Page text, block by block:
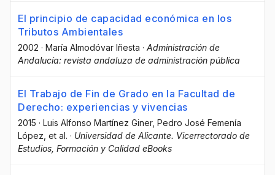
El principio de capacidad económica en los
Tributos Ambientales
2002 · María Almodóvar Iñesta · Administración de
Andalucía: revista andaluza de administración pública
El Trabajo de Fin de Grado en la Facultad de
Derecho: experiencias y vivencias
2015 · Luis Alfonso Martínez Giner, Pedro José Femenía
López , et al. · Universidad de Alicante. Vicerrectorado de
Estudios, Formación y Calidad eBooks